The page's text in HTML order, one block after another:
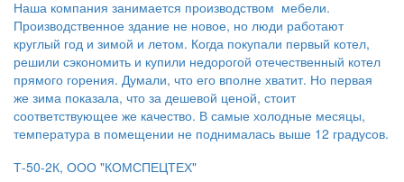
Наша компания занимается производством мебели.
Производственное здание не новое, но люди работают
круглый год и зимой и летом. Когда покупали первый котел,
решили сэкономить и купили недорогой отечественный котел
прямого горения. Думали, что его вполне хватит. Но первая
же зима показала, что за дешевой ценой, стоит
соответствующее же качество. В самые холодные месяцы,
температура в помещении не поднималась выше 12 градусов.
Т-50-2К, ООО "КОМСПЕЦТЕХ"